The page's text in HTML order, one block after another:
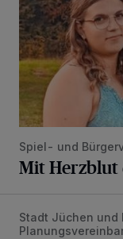
Spiel- und
Mit Herzblut
Bahnhof Jüchen
Stadt Jüchen und